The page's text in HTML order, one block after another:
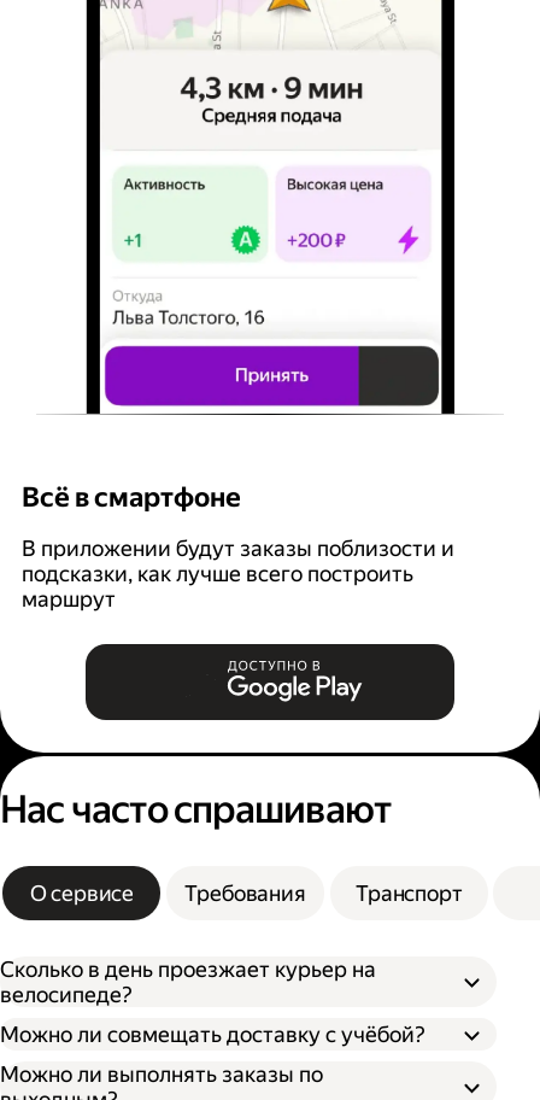
Всё в смартфоне
В приложении будут заказы поблизости и
подсказки, как лучше всего построить
маршрут
Нас часто спрашивают
О сервисе Требования Транспорт
Сколько в день проезжает курьер на
велосипеде?
Можно ли совмещать доставку с учёбой?
Можно ли выполнять заказы по